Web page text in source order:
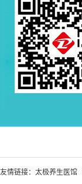
友情链接： 太极养生医馆